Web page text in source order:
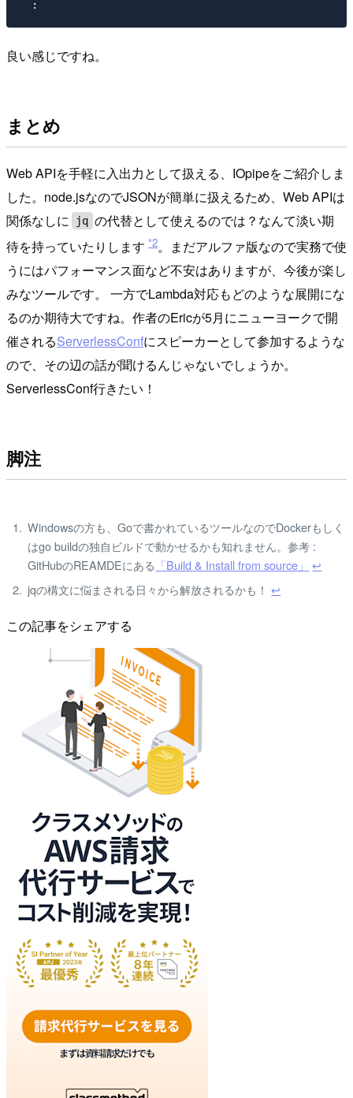
良い感じですね。
まとめ
Web APIを手軽に入出力として扱える、IOpipeをご紹介しま
した。node.jsなのでJSONが簡単に扱えるため、Web APIは
関係なしに
jq の代替として使えるのでは？なんて淡い期
待を持っていたりします *2。まだアルファ版なので実務で使
うにはパフォーマンス面など不安はありますが、今後が楽し
みなツールです。 一方でLambda対応もどのような展開にな
るのか期待大ですね。作者のEricが5月にニューヨークで開
催されるServerlessConfにスピーカーとして参加するような
ので、その辺の話が聞けるんじゃないでしょうか。
ServerlessConf行きたい！
脚注
Windowsの方も、Goで書かれているツールなのでDockerもしく
はgo buildの独自ビルドで動かせるかも知れません。参考 :
GitHubのREAMDEにある 「Build & Install from source」 ↩
jqの構文に悩まされる日々から解放されるかも！↩
この記事をシェアする